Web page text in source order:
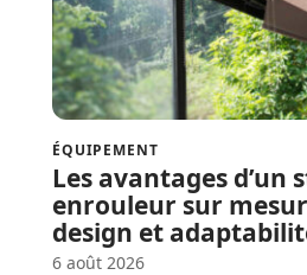
ÉQUIPEMENT
Les avantages d’un
enrouleur sur
design et
6 août 2026